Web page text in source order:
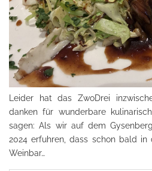
Leider hat das ZwoDrei
danken für wunderbare
sagen: Als wir auf dem
2024 erfuhren, dass schon bald in
Weinbar…